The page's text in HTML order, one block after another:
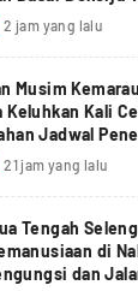
2 jam yang lalu
Musim
Keluhkan Kali
Jadwal
21 jam yang lalu
Tengah
di
dan